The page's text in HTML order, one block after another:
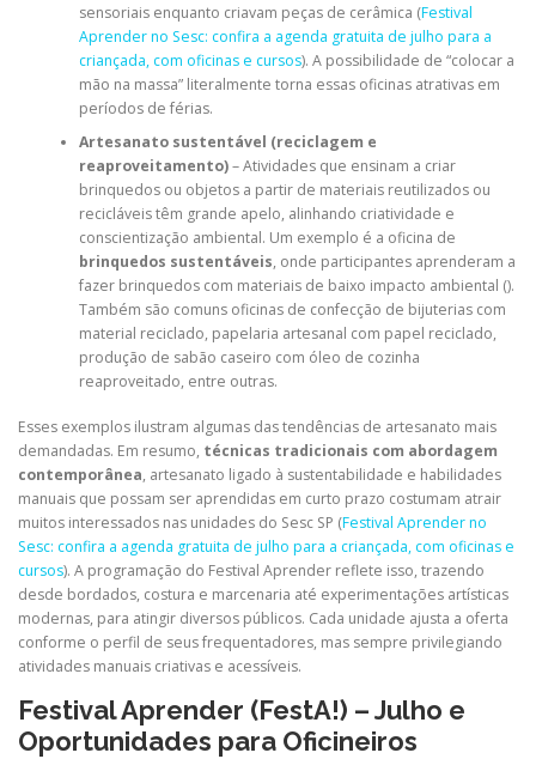
sensoriais enquanto criavam peças de cerâmica (Festival
Aprender no Sesc: confira a agenda gratuita de julho para a
criançada, com oficinas e cursos). A possibilidade de “colocar a
mão na massa” literalmente torna essas oficinas atrativas em
períodos de férias.
Artesanato sustentável (reciclagem e
reaproveitamento)– Atividades que ensinam a criar
brinquedos ou objetos a partir de materiais reutilizados ou
recicláveis têm grande apelo, alinhando criatividade e
conscientização ambiental. Um exemplo é a oficina de
brinquedos sustentáveis, onde participantes aprenderam a
fazer brinquedos com materiais de baixo impacto ambiental ().
Também são comuns oficinas de confecção de bijuterias com
material reciclado, papelaria artesanal com papel reciclado,
produção de sabão caseiro com óleo de cozinha
reaproveitado, entre outras.
Esses exemplos ilustram algumas das tendências de artesanato mais
demandadas. Em resumo, técnicas tradicionais com abordagem
contemporânea, artesanato ligado à sustentabilidade e habilidades
manuais que possam ser aprendidas em curto prazo costumam atrair
muitos interessados nas unidades do Sesc SP (Festival Aprender no
Sesc: confira a agenda gratuita de julho para a criançada, com oficinas e
cursos). A programação do Festival Aprender reflete isso, trazendo
desde bordados, costura e marcenaria até experimentações artísticas
modernas, para atingir diversos públicos. Cada unidade ajusta a oferta
conforme o perfil de seus frequentadores, mas sempre privilegiando
atividades manuais criativas e acessíveis.
Festival Aprender (FestA!) – Julho e
Oportunidades para Oficineiros